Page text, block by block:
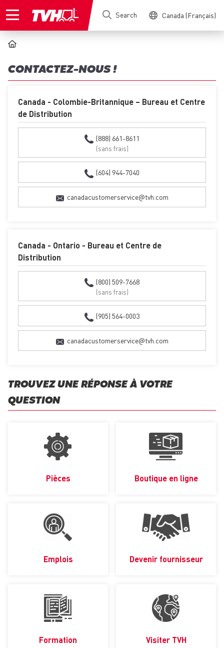
to
Search Canada (Français)
CONTACTEZ-NOUS !
Canada - Colombie-Britannique – Bureau et Centre
de Distribution
(888) 661-8611
(sans frais)
(604) 944-7040
canadacustomerservice@tvh.com
Canada - Ontario - Bureau et Centre de
Distribution
(800) 509-7668
(sans frais)
(905) 564-0003
canadacustomerservice@tvh.com
TROUVEZ UNE RÉPONSE À VOTRE
QUESTION
Pièces Boutique en ligne
Emplois Devenir fournisseur
Formation Visiter TVH